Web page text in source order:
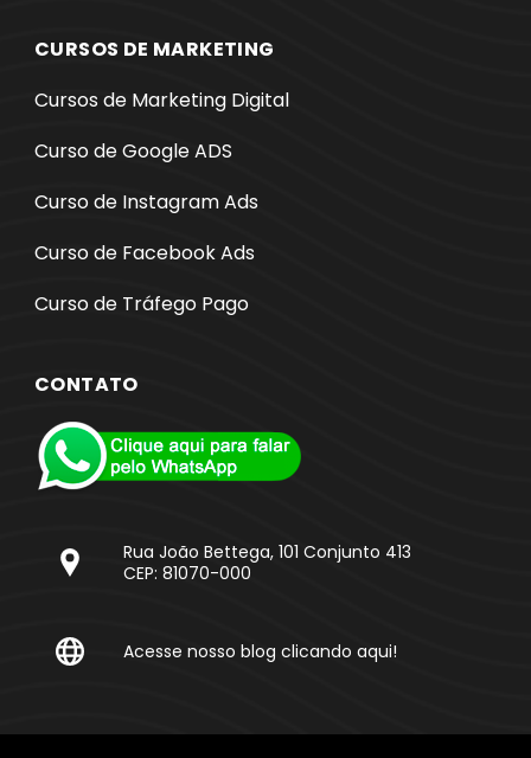
CURSOS DE MARKETING
Cursos de Marketing Digital
Curso de Google ADS
Curso de Instagram Ads
Curso de Facebook Ads
Curso de Tráfego Pago
CONTATO
Rua João Bettega, 101 Conjunto 413
CEP: 81070-000
Acesse nosso blog clicando aqui!